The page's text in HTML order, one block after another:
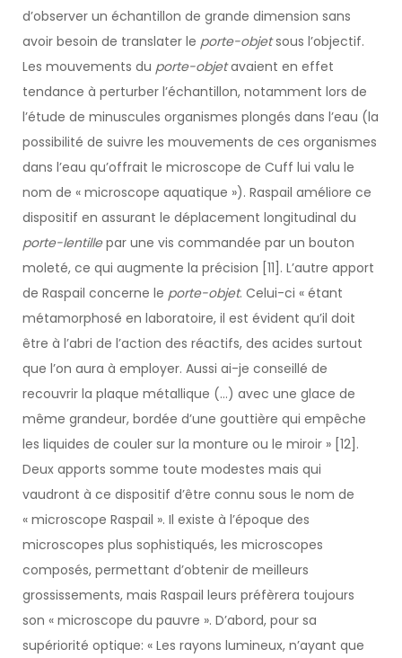
d’observer un échantillon de grande dimension sans
avoir besoin de translater le porte-objetsous l’objectif.
Les mouvements du porte-objetavaient en effet
tendance à perturber l’échantillon, notamment lors de
l’étude de minuscules organismes plongés dans l’eau (la
possibilité de suivre les mouvements de ces organismes
dans l’eau qu’offrait le microscope de Cuff lui valu le
nom de « microscope aquatique »). Raspail améliore ce
dispositif en assurant le déplacement longitudinal du
porte-lentillepar une vis commandée par un bouton
moleté, ce qui augmente la précision [11]. L’autre apport
de Raspail concerne le porte-objet. Celui-ci « étant
métamorphosé en laboratoire, il est évident qu’il doit
être à l’abri de l’action des réactifs, des acides surtout
que l’on aura à employer. Aussi ai-je conseillé de
recouvrir la plaque métallique (…) avec une glace de
même grandeur, bordée d’une gouttière qui empêche
les liquides de couler sur la monture ou le miroir » [12].
Deux apports somme toute modestes mais qui
vaudront à ce dispositif d’être connu sous le nom de
« microscope Raspail ». Il existe à l’époque des
microscopes plus sophistiqués, les microscopes
composés, permettant d’obtenir de meilleurs
grossissements, mais Raspail leurs préfèrera toujours
son « microscope du pauvre ». D’abord, pour sa
supériorité optique: « Les rayons lumineux, n’ayant que